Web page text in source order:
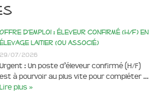
Offre d’emploi : éleveur confirmé (H/F) en
élevage laitier (ou associé)
29/07/2026
Urgent : Un poste d’éleveur confirmé (H/F)
est à pourvoir au plus vite pour compléter …
Lire plus »